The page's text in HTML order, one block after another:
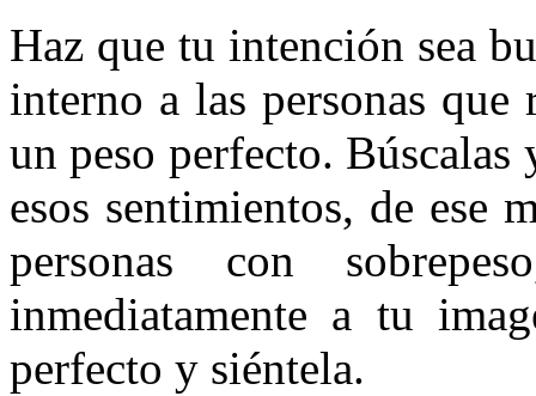
Haz que tu intención sea
interno a las personas
un peso perfecto. Búscalas
esos sentimientos, de ese
personas con
inmediatamente a tu
perfecto y siéntela.